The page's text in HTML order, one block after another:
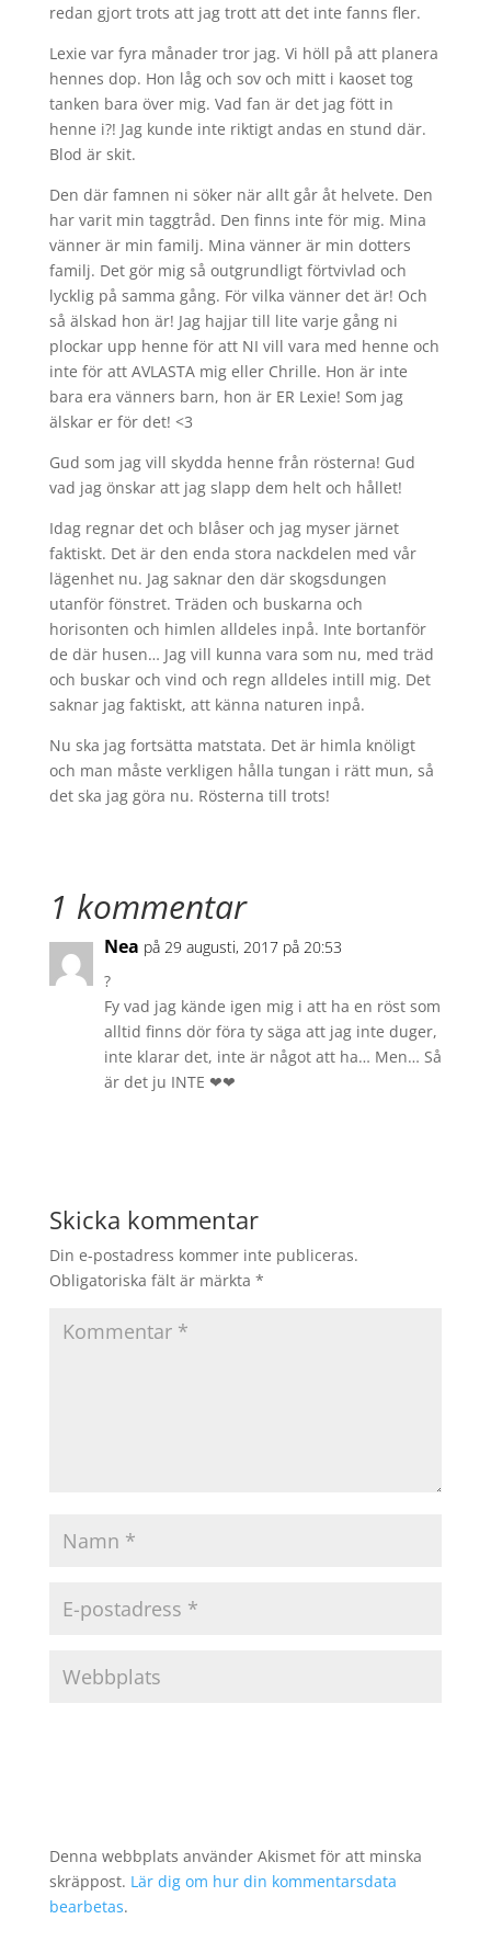
redan gjort trots att jag trott att det inte fanns fler.
Lexie var fyra månader tror jag. Vi höll på att planera
hennes dop. Hon låg och sov och mitt i kaoset tog
tanken bara över mig. Vad fan är det jag fött in
henne i?! Jag kunde inte riktigt andas en stund där.
Blod är skit.
Den där famnen ni söker när allt går åt helvete. Den
har varit min taggtråd. Den finns inte för mig. Mina
vänner är min familj. Mina vänner är min dotters
familj. Det gör mig så outgrundligt förtvivlad och
lycklig på samma gång. För vilka vänner det är! Och
så älskad hon är! Jag hajjar till lite varje gång ni
plockar upp henne för att NI vill vara med henne och
inte för att AVLASTA mig eller Chrille. Hon är inte
bara era vänners barn, hon är ER Lexie! Som jag
älskar er för det! <3
Gud som jag vill skydda henne från rösterna! Gud
vad jag önskar att jag slapp dem helt och hållet!
Idag regnar det och blåser och jag myser järnet
faktiskt. Det är den enda stora nackdelen med vår
lägenhet nu. Jag saknar den där skogsdungen
utanför fönstret. Träden och buskarna och
horisonten och himlen alldeles inpå. Inte bortanför
de där husen… Jag vill kunna vara som nu, med träd
och buskar och vind och regn alldeles intill mig. Det
saknar jag faktiskt, att känna naturen inpå.
Nu ska jag fortsätta matstata. Det är himla knöligt
och man måste verkligen hålla tungan i rätt mun, så
det ska jag göra nu. Rösterna till trots!
1 kommentar
Nea på 29 augusti, 2017 på 20:53
?
Fy vad jag kände igen mig i att ha en röst som
alltid finns dör föra ty säga att jag inte duger,
inte klarar det, inte är något att ha… Men… Så
är det ju INTE ❤❤
Skicka kommentar
Din e-postadress kommer inte publiceras.
Obligatoriska fält är märkta *
Denna webbplats använder Akismet för att minska
skräppost. Lär dig om hur din kommentarsdata
bearbetas.